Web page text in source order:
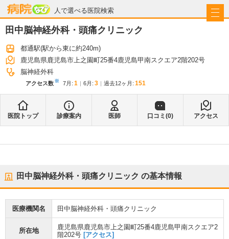
人で選べる医院検索
病院なび
田中脳神経外科・頭痛クリニック
都通駅(駅から東に約240m)
鹿児島県鹿児島市上之園町25番4鹿児島甲南スクエア2階202号
脳神経外科
アクセス数※ 7月 : 1 6月 : 3 過去12ヶ月: 151
医院トップ 診療案内 医師 口コミ(0) アクセス
田中脳神経外科・頭痛クリニック の基本情報
医療機関名 田中脳神経外科・頭痛クリニック
所在地
鹿児島県鹿児島市上之園町25番4鹿児島甲南スクエア2
階202号 [アクセス]